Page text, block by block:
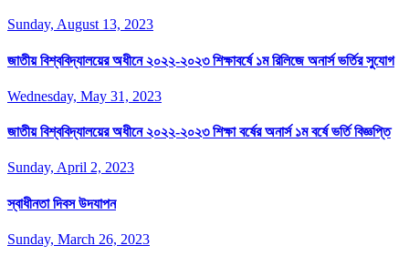
Sunday, August 13, 2023
জাতীয় বিশ্ববিদ্যালয়ের অধীনে ২০২২-২০২৩ শিক্ষাবর্ষে ১ম রিলিজে অনার্স ভর্তির সুযোগ
Wednesday, May 31, 2023
জাতীয় বিশ্ববিদ্যালয়ের অধীনে ২০২২-২০২৩ শিক্ষা বর্ষের অনার্স ১ম বর্ষে ভর্তি বিজ্ঞপ্তি
Sunday, April 2, 2023
স্বাধীনতা দিবস উদযাপন
Sunday, March 26, 2023